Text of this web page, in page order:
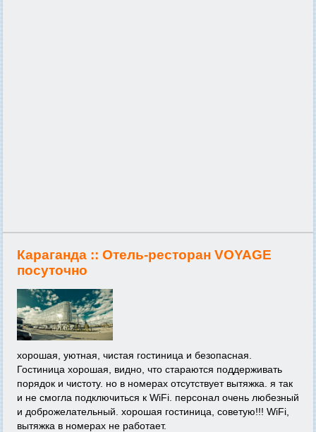
Караганда :: Отель-ресторан VOYAGE
посуточно
хорошая, уютная, чистая гостиница и безопасная.
Гостиница хорошая, видно, что стараются поддерживать
порядок и чистоту. но в номерах отсутствует вытяжка. я так
и не смогла подключиться к WiFi. персонал очень любезный
и доброжелательный. хорошая гостиница, советую!!! WiFi,
вытяжка в номерах не работает.